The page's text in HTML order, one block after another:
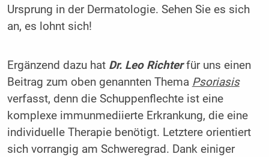
Ursprung in der Dermatologie. Sehen Sie es sich
an, es lohnt sich!
Ergänzend dazu hat Dr. Leo Richterfür uns einen
Beitrag zum oben genannten Thema Psoriasis
verfasst, denn die Schuppenflechte ist eine
komplexe immunmediierte Erkrankung, die eine
individuelle Therapie benötigt. Letztere orientiert
sich vorrangig am Schweregrad. Dank einiger